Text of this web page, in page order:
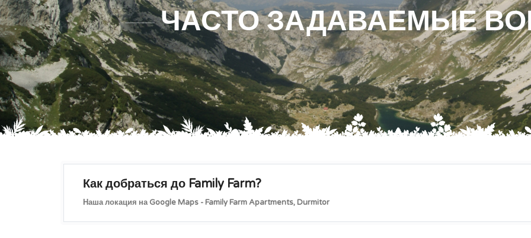
ЧАСТО ЗАДАВАЕМЫЕ
Как добраться до Family Farm?
Наша локация на Google Maps - Family Farm Apartments, Durmitor